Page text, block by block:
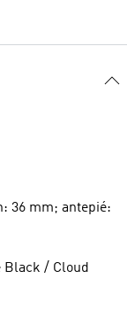
36 mm; antepié:
Black / Cloud